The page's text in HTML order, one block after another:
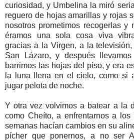
curiosidad, y Umbelina la miró
reguero de hojas amarillas y rojas
nosotros prometimos recogerlas y
éramos una sola cosa viva
gracias a la Virgen, a la
San Lázaro, y después
barrimos las hojas del piso, y era
la luna llena en el cielo, como si
jugar pelota de noche.
Y otra vez volvimos a batear a la
como Cheíto, a enfrentarnos a
semanas hacían cambios en su
pícher que ponernos, a no ser